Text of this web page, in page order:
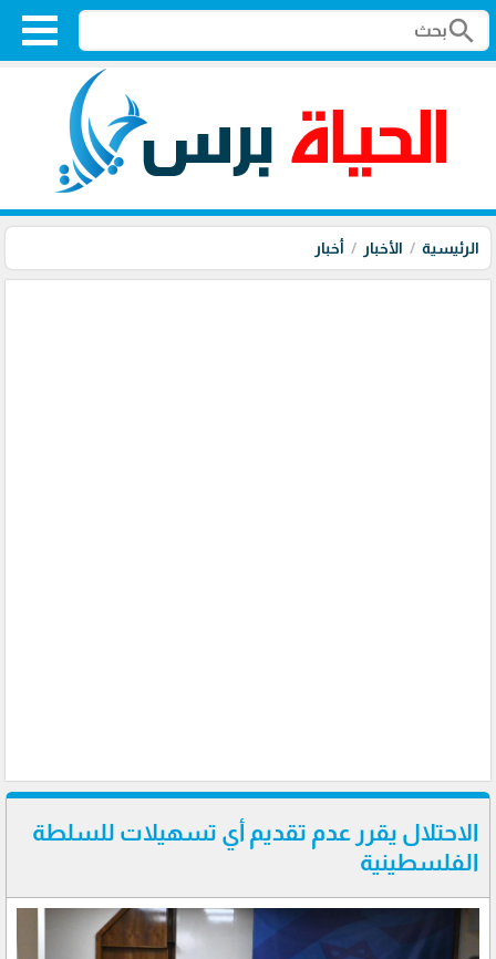
search
الرئيسية الأخبار أخبار
الاحتلال يقرر عدم تقديم أي تسهيلات للسلطة
الفلسطينية